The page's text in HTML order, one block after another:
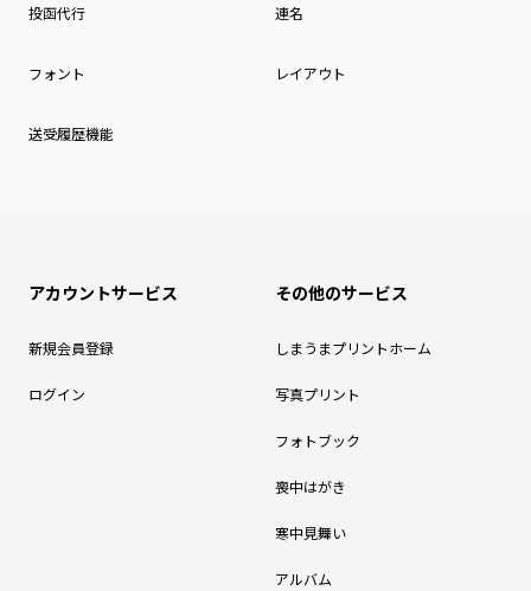
投函代行 連名
フォント レイアウト
送受履歴機能
アカウントサービス
新規会員登録
ログイン
その他のサービス
しまうまプリントホーム
写真プリント
フォトブック
喪中はがき
寒中見舞い
アルバム